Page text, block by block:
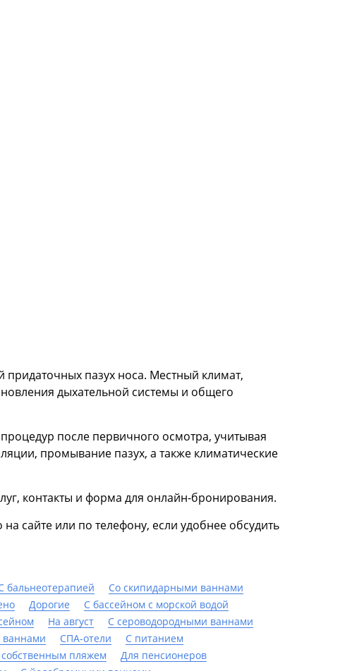
пазух носа. Местный климат,
дыхательной системы и общего
после первичного осмотра, учитывая
промывание пазух, а также климатические
контакты и форма для онлайн-бронирования.
сайте или по телефону, если удобнее обсудить
бальнеотерапией
Со скипидарными ваннами
Дорогие
С бассейном с морской водой
На август
С сероводородными ваннами
СПА-отели
С питанием
пляжем
Для пенсионеров